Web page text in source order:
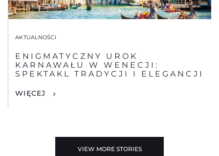
AKTUALNOŚCI
ENIGMATYCZNY UROK
KARNAWAŁU W WENECJI:
SPEKTAKL TRADYCJI I ELEGANCJI
WIĘCEJ
VIEW MORE STORIES